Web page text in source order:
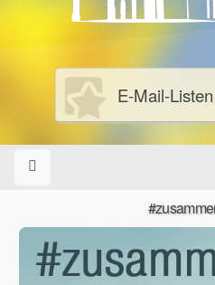
E-Mail-